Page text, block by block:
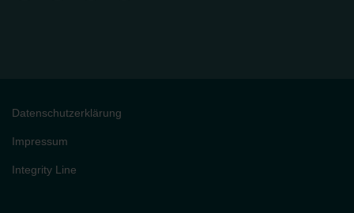
Datenschutzerklärung
Impressum
Integrity Line